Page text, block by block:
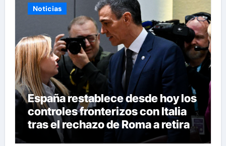
Noticias
España restablece desde hoy los
controles fronterizos con Italia
tras el rechazo de Roma a retirar
las restricciones